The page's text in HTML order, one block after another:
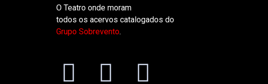
O Teatro onde moram
todos os acervos catalogados do
Grupo Sobrevento.